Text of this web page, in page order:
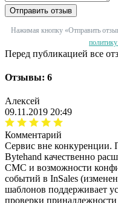
Отправить отзыв
Нажимая кнопку «Отправить
Перед публикацией все
Отзывы: 6
Алексей
09.11.2019 20:49
Комментарий
Сервис вне конкуренции.
Bytehand качественно
СМС и возможности
событий в InSales
шаблонов поддерживает
проверки